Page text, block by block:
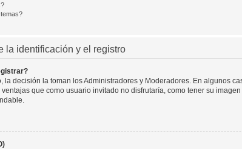
la identificación y el registro
la decisión la toman los Administradores y Moderadores. En algunos
que como usuario invitado no disfrutaría, como tener su